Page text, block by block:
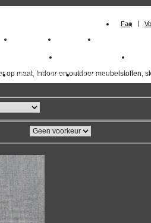
Faq
maat, Indoor en outdoor meubelstoffen,
Meubelstof Kunstleer
skai kunstleer kopen
Meubelstof indoor duurzaam